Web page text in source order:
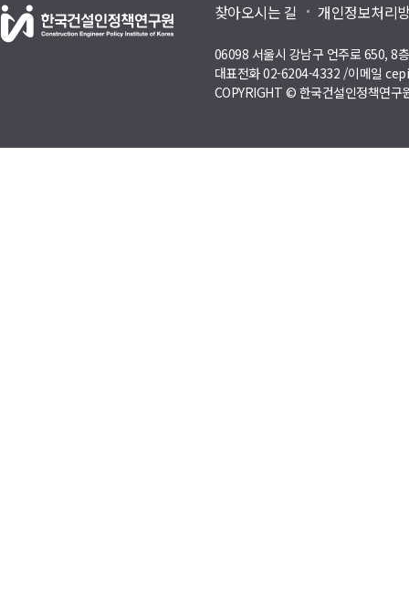
찾아오시는 길 개인정보처리
06098 서울시 강남구 언주로 650, 8
대표전화 02-6204-4332 /이메일
COPYRIGHT © 한국건설인정책연구